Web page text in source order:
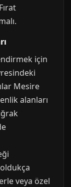
için
Mesire
alanları
veya özel